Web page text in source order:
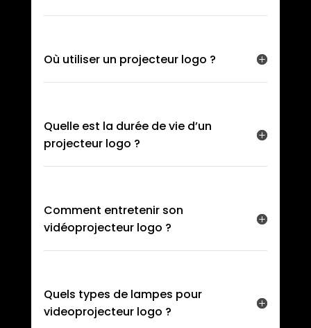
Où utiliser un projecteur logo ?
Quelle est la durée de vie d’un
projecteur logo ?
Comment entretenir son
vidéoprojecteur logo ?
Quels types de lampes pour
videoprojecteur logo ?